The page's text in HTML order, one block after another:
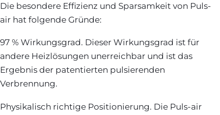
Die besondere Effizienz und Sparsamkeit von Puls-
air hat folgende Gründe:
97 % Wirkungsgrad. Dieser Wirkungsgrad ist für
andere Heizlösungen unerreichbar und ist das
Ergebnis der patentierten pulsierenden
Verbrennung.
Physikalisch richtige Positionierung. Die Puls-air